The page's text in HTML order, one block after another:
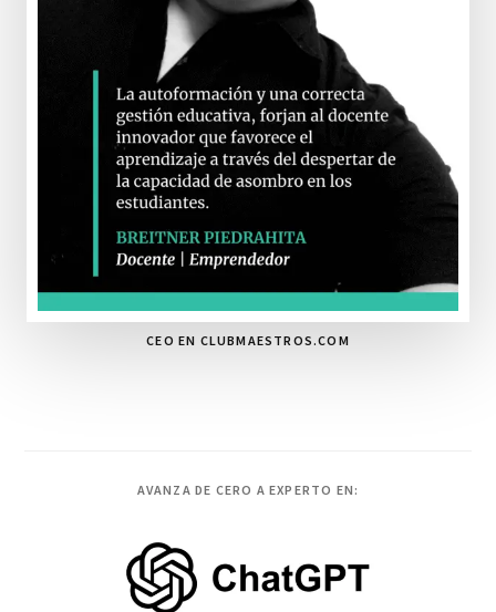
CEO EN CLUBMAESTROS.COM
AVANZA DE CERO A EXPERTO EN: